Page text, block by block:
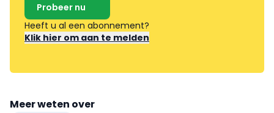
Probeer nu
Heeft u al een abonnement?
Klik hier om aan te melden
Meer weten over